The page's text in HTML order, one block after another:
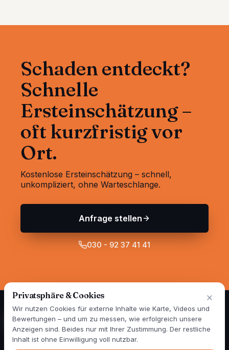
Schaden entdeckt?
Schnelle
Ersteinschätzung –
oft kurzfristig vor
Ort.
Kostenlose Ersteinschätzung – schnell,
unkompliziert, ohne Warteschlange.
Anfrage stellen
030 - 92 37 41 41
Spezialisten für Wand- und Fassadensanierung in Berlin und
Brandenburg — seit über 25 Jahren. 1999 gegründet, im Jahr
Privatsphäre & Cookies
Wir nutzen Cookies für externe Inhalte wie Karte, Videos und
Bewertungen – und um zu messen, wie erfolgreich unsere
Anzeigen sind. Beides nur mit Ihrer Zustimmung. Der restliche
Inhalt ist ohne Einwilligung voll nutzbar.